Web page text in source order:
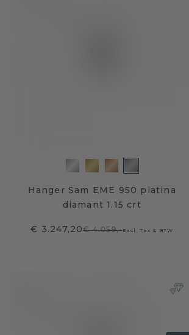
Hanger Sam EME 950 platina
diamant 1.15 crt
€ 3.247,20€ 4.059,-Excl. Tax & BTW